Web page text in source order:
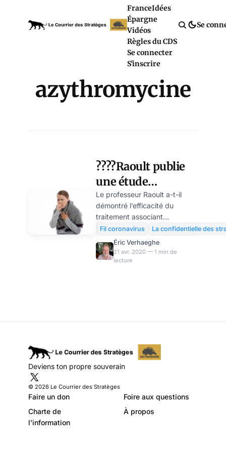
FranceIdées
Épargne
Vidéos
Règles du CDS
Se connecter
S'inscrire
Se
azythromycine
????Raoult publie
une étude
montrant
l’efficacité de
l’hydroxychloroquine
Le professeur Raoult a-t-il
démontré l’efficacité du
traitement associant
l’hydroxychloroquine et
l’azithromycine contre le
coronavirus ? Une étude
portant sur plus de 1.000
Fil coronavirus
La confidentielle des
Éric Verhaeghe
21 avr. 2020 — 1 min de
lecture
Deviens ton propre souverain
© 2026 Le Courrier des Stratèges
Faire un don
Foire aux questions
Charte de
l’information
À propos